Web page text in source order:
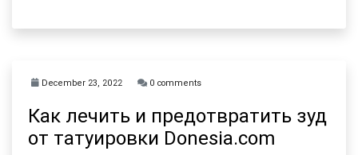
December 23, 2022 0 comments
Как лечить и предотвратить зуд
от татуировки Donesia.com